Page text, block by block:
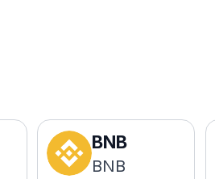
BNB
BNB